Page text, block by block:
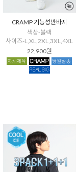
CRAMP 기능성반바지
색상-블랙
사이즈-L,XL,2XL,3XL,4XL
22,900원